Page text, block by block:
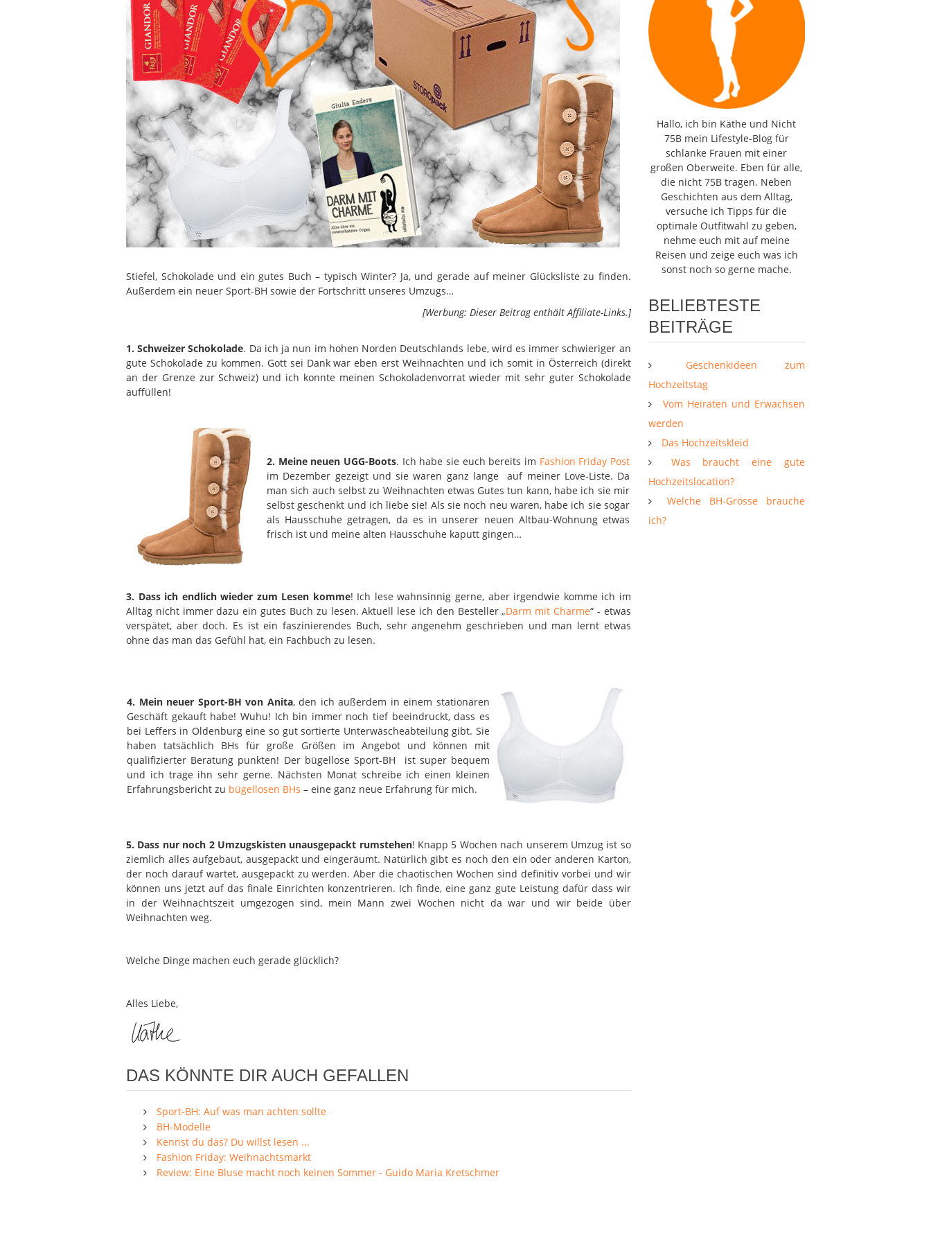
Stiefel, Schokolade und ein gutes Buch – typisch Winter? Ja, und gerade auf meiner Glücksliste zu finden.
Außerdem ein neuer Sport-BH sowie der Fortschritt unseres Umzugs…
[Werbung: Dieser Beitrag enthält Affiliate-Links.]
1. Schweizer Schokolade. Da ich ja nun im hohen Norden Deutschlands lebe, wird es immer schwieriger an
gute Schokolade zu kommen. Gott sei Dank war eben erst Weihnachten und ich somit in Österreich (direkt
an der Grenze zur Schweiz) und ich konnte meinen Schokoladenvorrat wieder mit sehr guter Schokolade
auffüllen!
2. Meine neuen UGG-Boots. Ich habe sie euch bereits im Fashion Friday Post
im Dezember gezeigt und sie waren ganz lange auf meiner Love-Liste. Da
man sich auch selbst zu Weihnachten etwas Gutes tun kann, habe ich sie mir
selbst geschenkt und ich liebe sie! Als sie noch neu waren, habe ich sie sogar
als Hausschuhe getragen, da es in unserer neuen Altbau-Wohnung etwas
frisch ist und meine alten Hausschuhe kaputt gingen…
3. Dass ich endlich wieder zum Lesen komme! Ich lese wahnsinnig gerne, aber irgendwie komme ich im
Alltag nicht immer dazu ein gutes Buch zu lesen. Aktuell lese ich den Besteller „Darm mit Charme“ - etwas
verspätet, aber doch. Es ist ein faszinierendes Buch, sehr angenehm geschrieben und man lernt etwas
ohne das man das Gefühl hat, ein Fachbuch zu lesen.
4. Mein neuer Sport-BH von Anita, den ich außerdem in einem stationären
Geschäft gekauft habe! Wuhu! Ich bin immer noch tief beeindruckt, dass es
bei Leffers in Oldenburg eine so gut sortierte Unterwäscheabteilung gibt. Sie
haben tatsächlich BHs für große Größen im Angebot und können mit
qualifizierter Beratung punkten! Der bügellose Sport-BH ist super bequem
und ich trage ihn sehr gerne. Nächsten Monat schreibe ich einen kleinen
Erfahrungsbericht zu bügellosen BHs – eine ganz neue Erfahrung für mich.
5. Dass nur noch 2 Umzugskisten unausgepackt rumstehen! Knapp 5 Wochen nach unserem Umzug ist so
ziemlich alles aufgebaut, ausgepackt und eingeräumt. Natürlich gibt es noch den ein oder anderen Karton,
der noch darauf wartet, ausgepackt zu werden. Aber die chaotischen Wochen sind definitiv vorbei und wir
können uns jetzt auf das finale Einrichten konzentrieren. Ich finde, eine ganz gute Leistung dafür dass wir
in der Weihnachtszeit umgezogen sind, mein Mann zwei Wochen nicht da war und wir beide über
Weihnachten weg.
Welche Dinge machen euch gerade glücklich?
Alles Liebe,
DAS KÖNNTE DIR AUCH GEFALLEN
Sport-BH: Auf was man achten sollte
BH-Modelle
Kennst du das? Du willst lesen ...
Fashion Friday: Weihnachtsmarkt
Review: Eine Bluse macht noch keinen Sommer - Guido Maria Kretschmer
Hallo, ich bin Käthe und Nicht
75B mein Lifestyle-Blog für
schlanke Frauen mit einer
großen Oberweite. Eben für alle,
die nicht 75B tragen. Neben
Geschichten aus dem Alltag,
versuche ich Tipps für die
optimale Outfitwahl zu geben,
nehme euch mit auf meine
Reisen und zeige euch was ich
sonst noch so gerne mache.
BELIEBTESTE
BEITRÄGE
Geschenkideen zum
Hochzeitstag
Vom Heiraten und Erwachsen
werden
Das Hochzeitskleid
Was braucht eine gute
Hochzeitslocation?
Welche BH-Grösse brauche
ich?